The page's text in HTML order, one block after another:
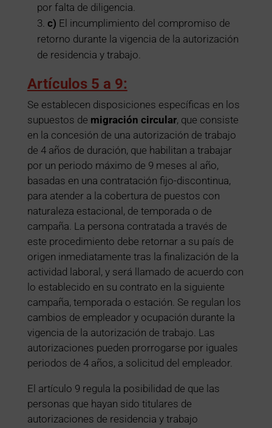
por falta de diligencia.
c) El incumplimiento del compromiso de
retorno durante la vigencia de la autorización
de residencia y trabajo.
Artículos 5 a 9:
Se establecen disposiciones específicas en los
supuestos de migración circular, que consiste
en la concesión de una autorización de trabajo
de 4 años de duración, que habilitan a trabajar
por un periodo máximo de 9 meses al año,
basadas en una contratación fijo-discontinua,
para atender a la cobertura de puestos con
naturaleza estacional, de temporada o de
campaña. La persona contratada a través de
este procedimiento debe retornar a su país de
origen inmediatamente tras la finalización de la
actividad laboral, y será llamado de acuerdo con
lo establecido en su contrato en la siguiente
campaña, temporada o estación. Se regulan los
cambios de empleador y ocupación durante la
vigencia de la autorización de trabajo. Las
autorizaciones pueden prorrogarse por iguales
periodos de 4 años, a solicitud del empleador.
El artículo 9 regula la posibilidad de que las
personas que hayan sido titulares de
autorizaciones de residencia y trabajo